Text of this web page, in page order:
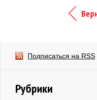
Подписаться на RSS
Рубрики